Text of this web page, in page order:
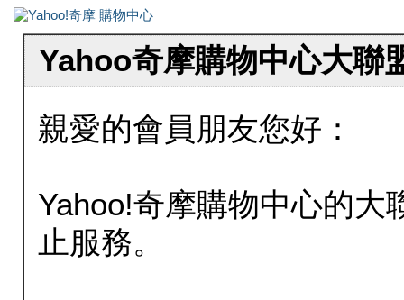
Yahoo奇摩購物中心大聯
親愛的會員朋友您好：
Yahoo!奇摩購物中心的大
止服務。